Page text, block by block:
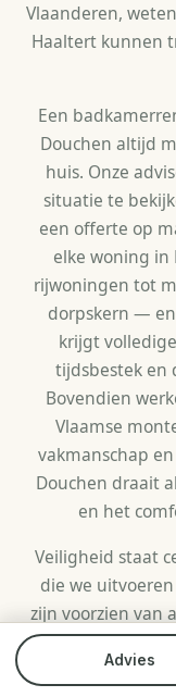
Advies
Vlaanderen,
Haaltert kunnen
Een
Douchen altijd
huis. Onze
situatie te
een offerte op
elke woning in
rijwoningen tot
dorpskern —
krijgt
tijdsbestek en
Bovendien
Vlaamse
vakmanschap
Douchen draait
en het
Veiligheid staat
die we
zijn voorzien van
en een lage
aanzienlijk
Bel direct